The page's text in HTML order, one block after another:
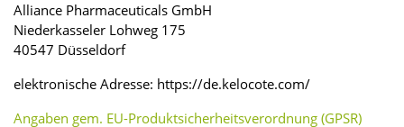
Alliance Pharmaceuticals GmbH
Niederkasseler Lohweg 175
40547 Düsseldorf
elektronische Adresse: https://de.kelocote.com/
Angaben gem. EU-Produktsicherheitsverordnung (GPSR)